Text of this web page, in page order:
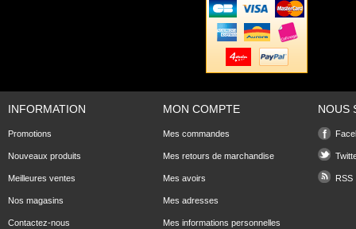
INFORMATION
Promotions
Nouveaux produits
Meilleures ventes
Nos magasins
Contactez-nous
MON COMPTE
Mes commandes
Mes retours de marchandise
Mes avoirs
Mes adresses
Mes informations personnelles
NOUS
RSS